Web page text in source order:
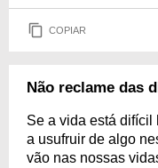
COPIAR
Não reclame das
Se a vida está difícil
a usufruir de algo
vão nas nossas